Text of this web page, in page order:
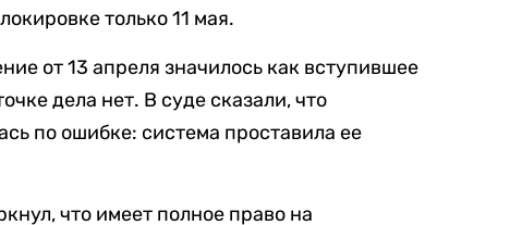
только 11 мая.
от 13 апреля значилось как вступившее
дела нет. В суде сказали, что
по ошибке: система проставила ее
что имеет полное право на